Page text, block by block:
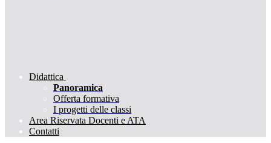
Didattica
Panoramica
Offerta formativa
I progetti delle classi
Area Riservata Docenti e ATA
Contatti